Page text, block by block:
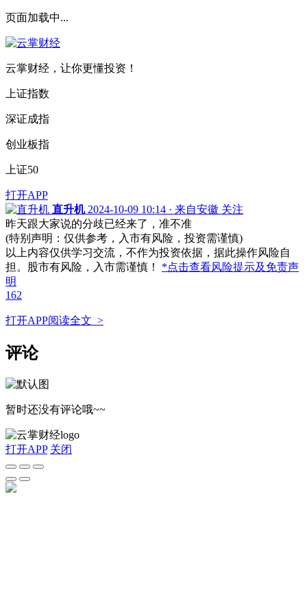
页面加载中...
云掌财经，让你更懂投资！
上证指数
深证成指
创业板指
上证50
打开APP
直升机 2024-10-09 10:14 · 来自安徽 关注
昨天跟大家说的分歧已经来了，准不准
(特别声明：仅供参考，入市有风险，投资需谨慎)
以上内容仅供学习交流，不作为投资依据，据此操作风险自
担。股市有风险，入市需谨慎！ *点击查看风险提示及免责声
明
162
打开APP阅读全文 >
评论
暂时还没有评论哦~~
打开APP 关闭